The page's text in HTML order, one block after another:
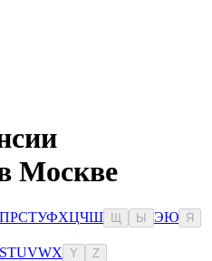
Москве
ПРСТУФХЦЧШ Ы ЭЮ Я
STUVWX Y Z